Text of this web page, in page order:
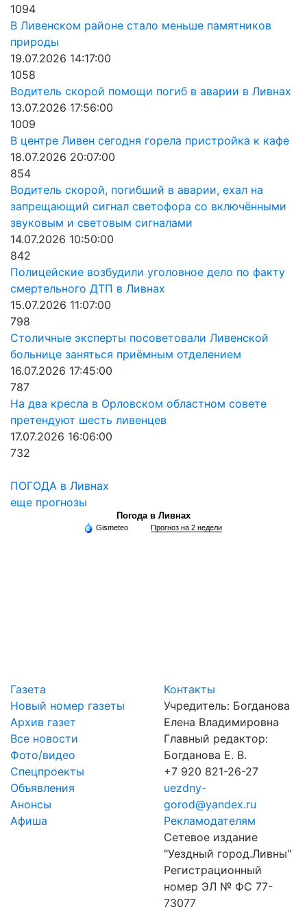
1094
В Ливенском районе стало меньше памятников
природы
19.07.2026 14:17:00
1058
Водитель скорой помощи погиб в аварии в Ливнах
13.07.2026 17:56:00
1009
В центре Ливен сегодня горела пристройка к кафе
18.07.2026 20:07:00
854
Водитель скорой, погибший в аварии, ехал на
запрещающий сигнал светофора со включёнными
звуковым и световым сигналами
14.07.2026 10:50:00
842
Полицейские возбудили уголовное дело по факту
смертельного ДТП в Ливнах
15.07.2026 11:07:00
798
Столичные эксперты посоветовали Ливенской
больнице заняться приёмным отделением
16.07.2026 17:45:00
787
На два кресла в Орловском областном совете
претендуют шесть ливенцев
17.07.2026 16:06:00
732
ПОГОДА в Ливнах
еще прогнозы
Погода в Ливнах
Gismeteo Прогноз на 2 недели
Газета
Новый номер газеты
Архив газет
Все новости
Фото/видео
Спецпроекты
Объявления
Анонсы
Афиша
Контакты
Учредитель: Богданова
Елена Владимировна
Главный редактор:
Богданова Е. В.
+7 920 821-26-27
uezdny-
gorod@yandex.ru
Рекламодателям
Сетевое издание
"Уездный город.Ливны"
Регистрационный
номер ЭЛ № ФС 77-
73077